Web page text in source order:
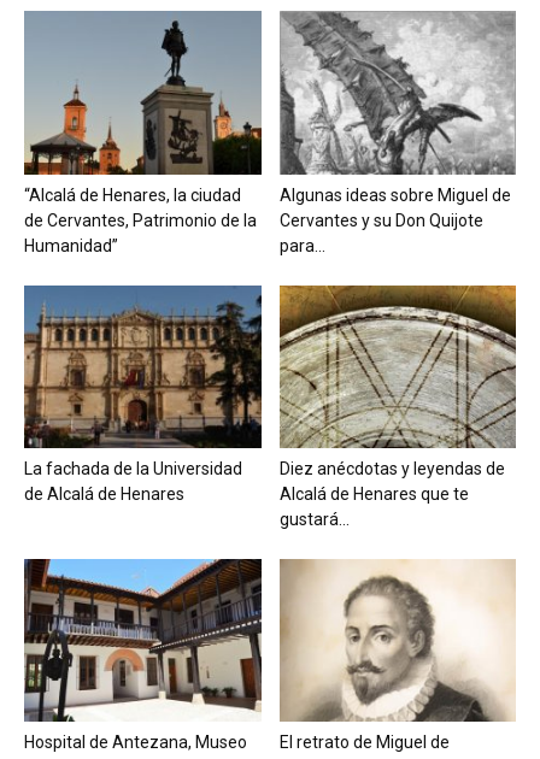
“Alcalá de Henares, la ciudad
de Cervantes, Patrimonio de la
Humanidad”
Algunas ideas sobre Miguel de
Cervantes y su Don Quijote
para...
La fachada de la Universidad
de Alcalá de Henares
Diez anécdotas y leyendas de
Alcalá de Henares que te
gustará...
Hospital de Antezana, Museo
El retrato de Miguel de